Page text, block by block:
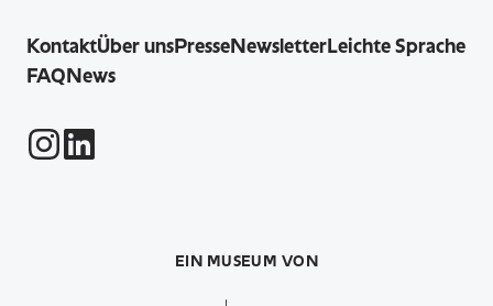
EIN MUSEUM VON
KontaktÜber unsPresseNewsletterLeichte Sprache
FAQNews
Instagram
LinkedIn